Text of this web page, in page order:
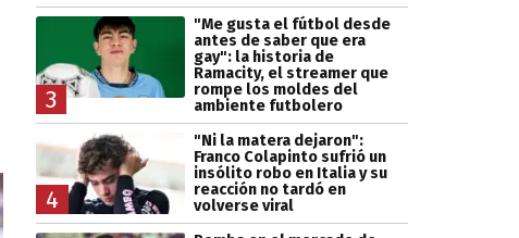
3
"Me gusta el fútbol desde
antes de saber que era
gay": la historia de
Ramacity, el streamer que
rompe los moldes del
ambiente futbolero
4
"Ni la matera dejaron":
Franco Colapinto sufrió un
insólito robo en Italia y su
reacción no tardó en
volverse viral